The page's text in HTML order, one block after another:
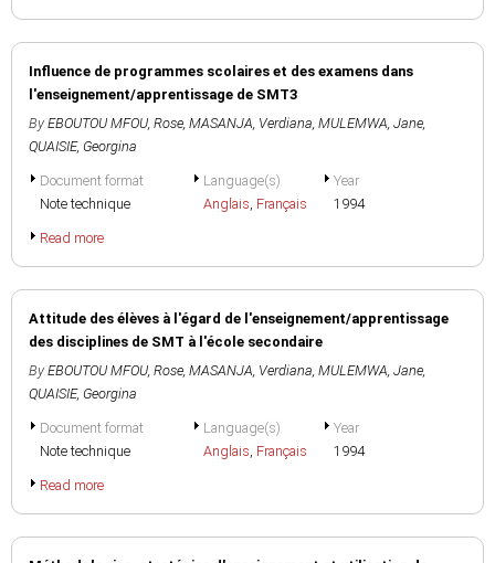
Influence de programmes scolaires et des examens dans
l'enseignement/apprentissage de SMT3
By EBOUTOU MFOU, Rose, MASANJA, Verdiana, MULEMWA, Jane,
QUAISIE, Georgina
Document format
Note technique
Language(s)
Anglais, Français
Year
1994
Read more
Attitude des élèves à l'égard de l'enseignement/apprentissage
des disciplines de SMT à l'école secondaire
By EBOUTOU MFOU, Rose, MASANJA, Verdiana, MULEMWA, Jane,
QUAISIE, Georgina
Document format
Note technique
Language(s)
Anglais, Français
Year
1994
Read more